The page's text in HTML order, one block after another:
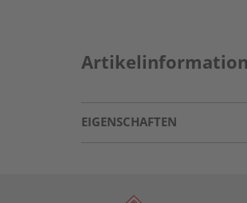
EIGENSCHAFTEN